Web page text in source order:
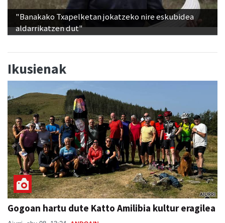
"Banakako Txapelketan jokatzeko nire eskubidea
aldarrikatzen dut"
Ikusienak
Gogoan hartu dute Katto Amilibia kultur eragilea